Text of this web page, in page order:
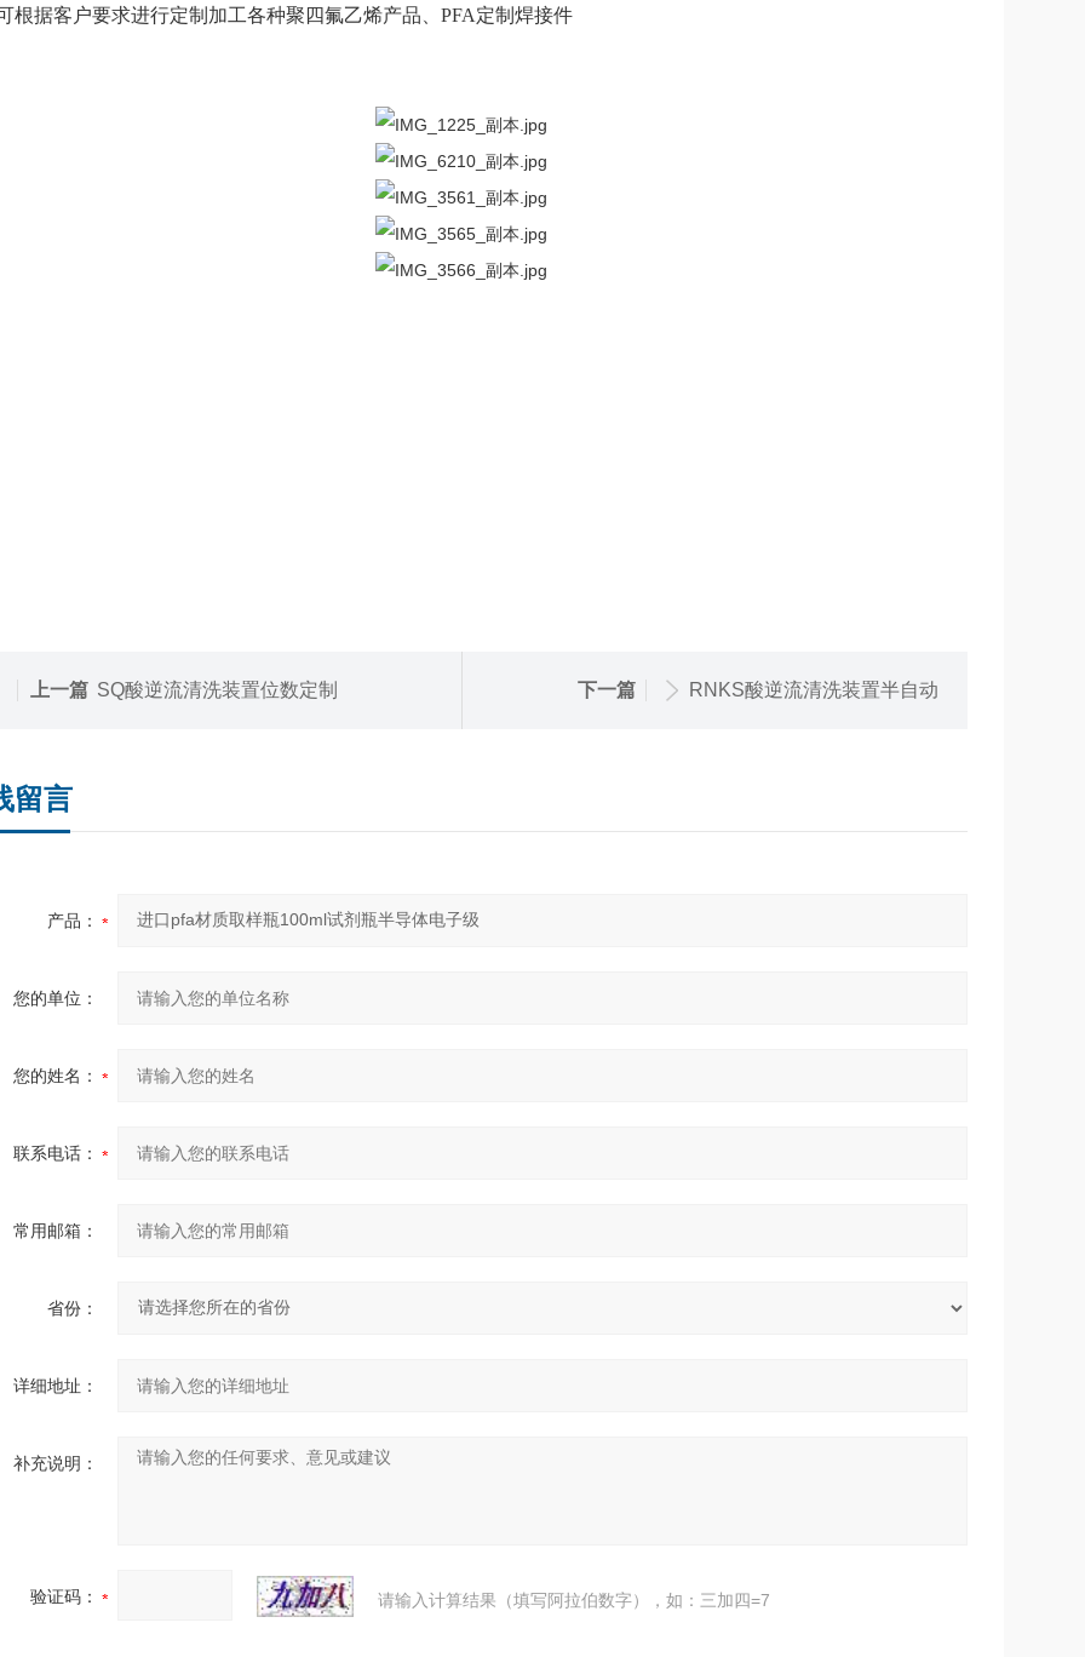
根据客户要求进行定制加工各种聚四氟乙烯产品、PFA定制焊接件
上一篇 SQ酸逆流清洗装置位数定制 下一篇 RNKS酸逆流清洗装置半自动
留言
产品：
您的单位：
您的姓名：
联系电话：
常用邮箱：
省份：
详细地址：
补充说明：
验证码： 请输入计算结果（填写阿拉伯数字），如：三加四=7